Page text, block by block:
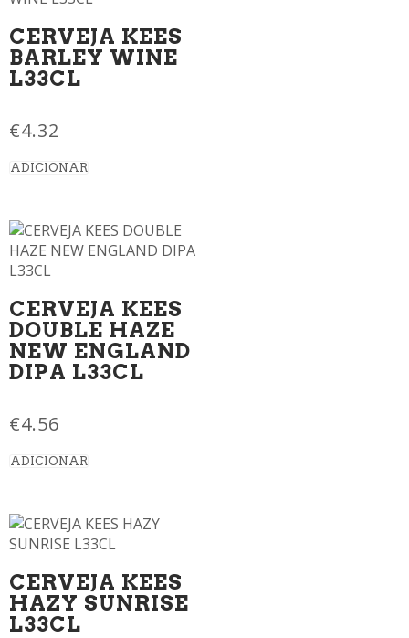
CERVEJA KEES
BARLEY WINE
L33CL
€4.32
ADICIONAR
CERVEJA KEES
DOUBLE HAZE
NEW ENGLAND
DIPA L33CL
€4.56
ADICIONAR
CERVEJA KEES
HAZY SUNRISE
L33CL